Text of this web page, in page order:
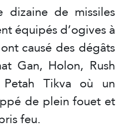
dizaine de missiles
équipés d’ogives à
causé des dégâts
Gan, Holon, Rush
Tikva où un
de plein fouet et
feu.